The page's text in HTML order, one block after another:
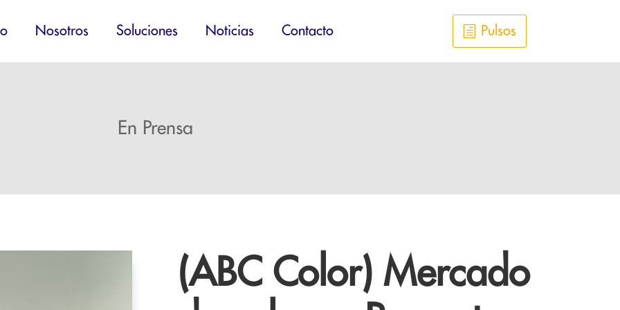
Nosotros Soluciones Noticias Contacto Pulsos
En Prensa
(ABC Color) Mercado